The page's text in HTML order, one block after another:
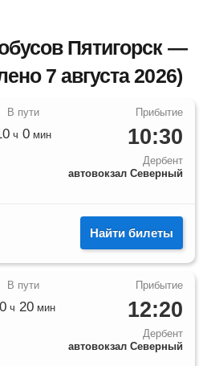
Пятигорск —
7 августа 2026)
10:30
Дербент
автовокзал Северный
ч 0 мин
Найти билеты
12:20
Дербент
автовокзал Северный
ч 20мин